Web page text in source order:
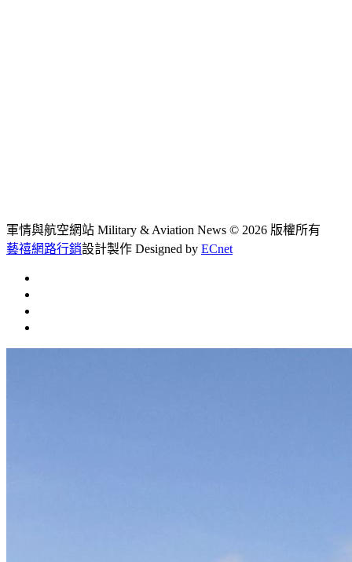
軍情與航空網站 Military & Aviation News © 2026 版權所有
藝禧網路行銷設計製作 Designed by ECnet